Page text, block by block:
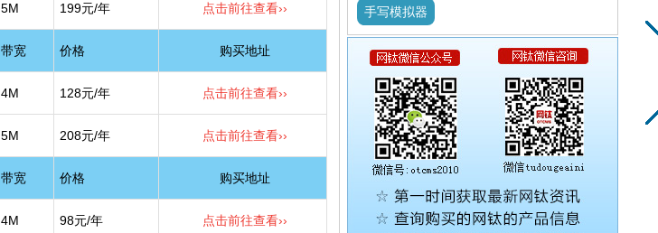
5M 199元/年 点击前往查看››
带宽 价格 购买地址
4M 128元/年 点击前往查看››
5M 208元/年 点击前往查看››
带宽 价格 购买地址
4M 98元/年 点击前往查看››
手写模拟器